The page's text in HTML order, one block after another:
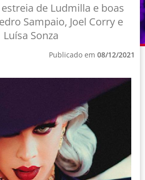
de Ludmilla e boas
Sampaio, Joel Corry e
Luísa Sonza
Publicado em 08/12/2021